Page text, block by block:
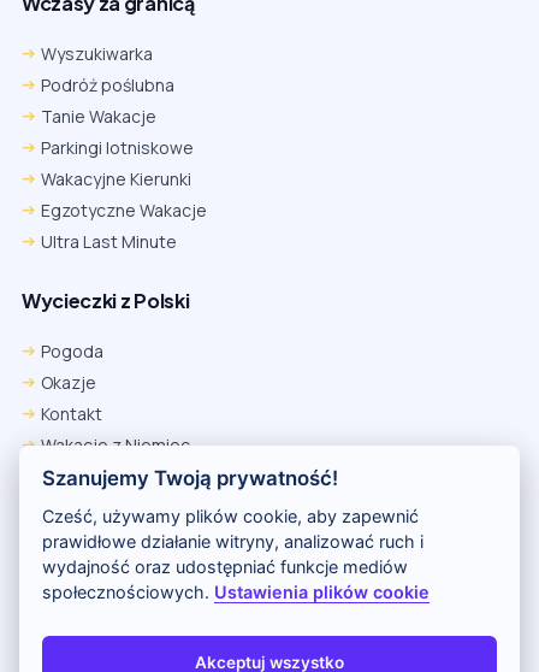
Wyszukiwarka
Podróż poślubna
Tanie Wakacje
Parkingi lotniskowe
Wakacyjne Kierunki
Egzotyczne Wakacje
Ultra Last Minute
Wycieczki z Polski
Pogoda
Okazje
Kontakt
Wakacje z Niemiec
Polityka Prywatności
Wakacje w Egipcie
Rankingi hoteli
Kontakt i reklama
Polityka prywatności
Szanujemy Twoją prywatność!
Cześć, używamy plików cookie, aby zapewnić
prawidłowe działanie witryny, analizować ruch i
wydajność oraz udostępniać funkcje mediów
społecznościowych. Ustawienia plików cookie
Akceptuj wszystko